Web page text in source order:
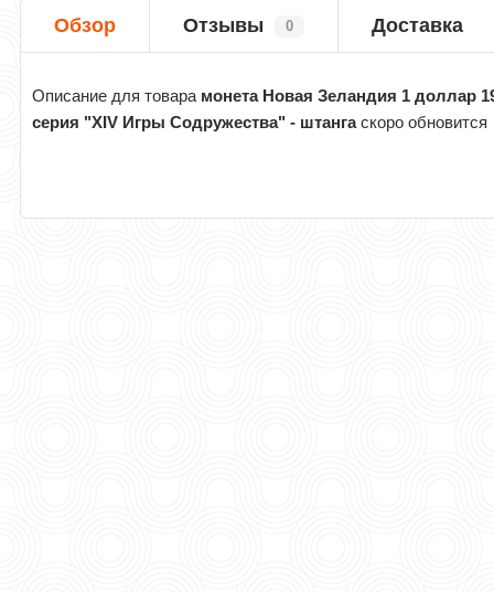
Обзор Отзывы 0 Доставка
Описание для товара монета Новая Зеландия 1 доллар
серия "XIV Игры Содружества" - штангаскоро обновится